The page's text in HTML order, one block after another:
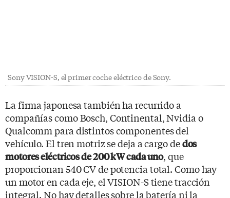
Sony VISION-S, el primer coche eléctrico de Sony.
La firma japonesa también ha recurrido a
compañías como Bosch, Continental, Nvidia o
Qualcomm para distintos componentes del
vehículo. El tren motriz se deja a cargo dedos
motores eléctricos de 200 kW cada uno, que
proporcionan 540 CV de potencia total. Como hay
un motor en cada eje, el VISION-S tiene tracción
integral. No hay detalles sobre la batería ni la